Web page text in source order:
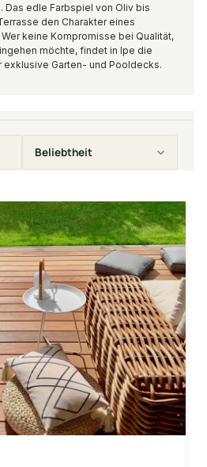
edle Farbspiel von Oliv bis
den Charakter eines
keine Kompromisse bei Qualität,
möchte, findet in Ipe die
Garten- und Pooldecks.